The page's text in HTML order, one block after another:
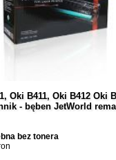
Oki B411, Oki B412 Oki
- bęben JetWorld
bez tonera